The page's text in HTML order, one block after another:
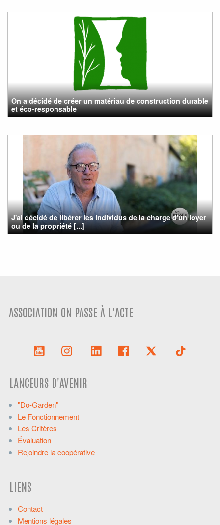
On a décidé de créer un matériau de construction durable
et éco-responsable
J'ai décidé de libérer les individus de la charge d'un loyer
ou de la propriété [...]
ASSOCIATION ON PASSE À L'ACTE
LANCEURS D'AVENIR
"Do-Garden"
Le Fonctionnement
Les Critères
Évaluation
Rejoindre la coopérative
LIENS
Contact
Mentions légales